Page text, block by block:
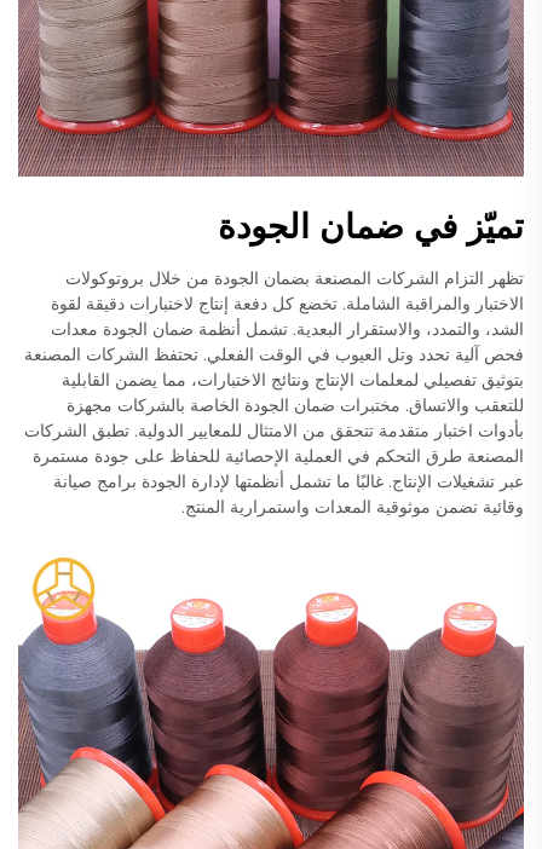
تميّز في ضمان الجودة
تظهر التزام الشركات المصنعة بضمان الجودة من خلال بروتوكولات
الاختبار والمراقبة الشاملة. تخضع كل دفعة إنتاج لاختبارات دقيقة لقوة
الشد، والتمدد، والاستقرار البعدية. تشمل أنظمة ضمان الجودة معدات
فحص آلية تحدد وتل العيوب في الوقت الفعلي. تحتفظ الشركات المصنعة
بتوثيق تفصيلي لمعلمات الإنتاج ونتائج الاختبارات، مما يضمن القابلية
للتعقب والاتساق. مختبرات ضمان الجودة الخاصة بالشركات مجهزة
بأدوات اختبار متقدمة تتحقق من الامتثال للمعايير الدولية. تطبق الشركات
المصنعة طرق التحكم في العملية الإحصائية للحفاظ على جودة مستمرة
عبر تشغيلات الإنتاج. غالبًا ما تشمل أنظمتها لإدارة الجودة برامج صيانة
وقائية تضمن موثوقية المعدات واستمرارية المنتج.